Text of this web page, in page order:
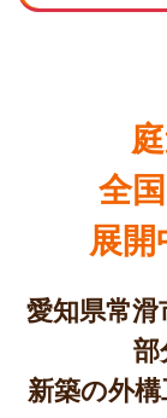
全
展
愛知県常
部
新築の外